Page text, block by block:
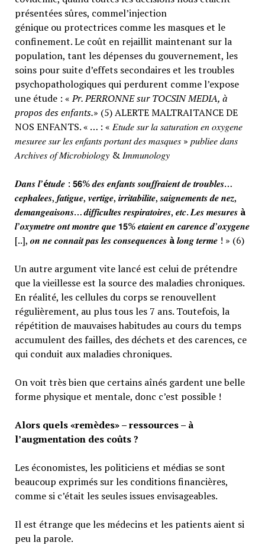
présentées sûres, commel’injection
génique ou protectrices comme les masques et le
confinement. Le coût en rejaillit maintenant sur la
population, tant les dépenses du gouvernement, les
soins pour suite d’effets secondaires et les troubles
psychopathologiques qui perdurent comme l’expose
une étude : «Pr. PERRONNE sur TOCSIN MEDIA, à
propos des enfants.» (5) ALERTE MALTRAITANCE DE
NOS ENFANTS. « … : « 𝐸𝑡𝑢𝑑𝑒 𝑠𝑢𝑟 𝑙𝑎 𝑠𝑎𝑡𝑢𝑟𝑎𝑡𝑖𝑜𝑛 𝑒𝑛 𝑜𝑥𝑦𝑔𝑒𝑛𝑒
𝑚𝑒𝑠𝑢𝑟𝑒𝑒 𝑠𝑢𝑟 𝑙𝑒𝑠 𝑒𝑛𝑓𝑎𝑛𝑡𝑠 𝑝𝑜𝑟𝑡𝑎𝑛𝑡 𝑑𝑒𝑠 𝑚𝑎𝑠𝑞𝑢𝑒𝑠 » 𝑝𝑢𝑏𝑙𝑖𝑒𝑒 𝑑𝑎𝑛𝑠
𝐴𝑟𝑐ℎ𝑖𝑣𝑒𝑠 𝑜𝑓 𝑀𝑖𝑐𝑟𝑜𝑏𝑖𝑜𝑙𝑜𝑔𝑦 & 𝐼𝑚𝑚𝑢𝑛𝑜𝑙𝑜𝑔𝑦
𝑫𝒂𝒏𝒔 𝒍’é𝒕𝒖𝒅𝒆 : 𝟱𝟲% 𝒅𝒆𝒔 𝒆𝒏𝒇𝒂𝒏𝒕𝒔 𝒔𝒐𝒖𝒇𝒇𝒓𝒂𝒊𝒆𝒏𝒕 𝒅𝒆 𝒕𝒓𝒐𝒖𝒃𝒍𝒆𝒔…
𝒄𝒆𝒑𝒉𝒂𝒍𝒆𝒆𝒔, 𝒇𝒂𝒕𝒊𝒈𝒖𝒆, 𝒗𝒆𝒓𝒕𝒊𝒈𝒆, 𝒊𝒓𝒓𝒊𝒕𝒂𝒃𝒊𝒍𝒊𝒕𝒆, 𝒔𝒂𝒊𝒈𝒏𝒆𝒎𝒆𝒏𝒕𝒔 𝒅𝒆 𝒏𝒆𝒛,
𝒅𝒆𝒎𝒂𝒏𝒈𝒆𝒂𝒊𝒔𝒐𝒏𝒔… 𝒅𝒊𝒇𝒇𝒊𝒄𝒖𝒍𝒕𝒆𝒔 𝒓𝒆𝒔𝒑𝒊𝒓𝒂𝒕𝒐𝒊𝒓𝒆𝒔, 𝒆𝒕𝒄. 𝑳𝒆𝒔 𝒎𝒆𝒔𝒖𝒓𝒆𝒔 à
𝒍’𝒐𝒙𝒚𝒎𝒆𝒕𝒓𝒆 𝒐𝒏𝒕 𝒎𝒐𝒏𝒕𝒓𝒆 𝒒𝒖𝒆 𝟭𝟱% 𝒆𝒕𝒂𝒊𝒆𝒏𝒕 𝒆𝒏 𝒄𝒂𝒓𝒆𝒏𝒄𝒆 𝒅’𝒐𝒙𝒚𝒈𝒆𝒏𝒆
[..], 𝒐𝒏 𝒏𝒆 𝒄𝒐𝒏𝒏𝒂𝒊𝒕 𝒑𝒂𝒔 𝒍𝒆𝒔 𝒄𝒐𝒏𝒔𝒆𝒒𝒖𝒆𝒏𝒄𝒆𝒔 à𝒍𝒐𝒏𝒈 𝒕𝒆𝒓𝒎𝒆 ! » (6)
Un autre argument vite lancé est celui de prétendre
que la vieillesse est la source des maladies chroniques.
En réalité, les cellules du corps se renouvellent
régulièrement, au plus tous les 7 ans. Toutefois, la
répétition de mauvaises habitudes au cours du temps
accumulent des failles, des déchets et des carences, ce
qui conduit aux maladies chroniques.
On voit très bien que certains aînés gardent une belle
forme physique et mentale, donc c’est possible !
Alors quels «remèdes» – ressources – à
l’augmentation des coûts ?
Les économistes, les politiciens et médias se sont
beaucoup exprimés sur les conditions financières,
comme si c’était les seules issues envisageables.
Il est étrange que les médecins et les patients aient si
peu la parole.